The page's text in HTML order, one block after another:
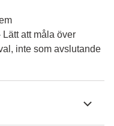
att måla över
inte som avslutande